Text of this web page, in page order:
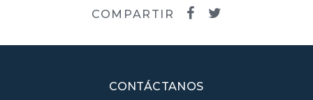
COMPARTIR
CONTÁCTANOS